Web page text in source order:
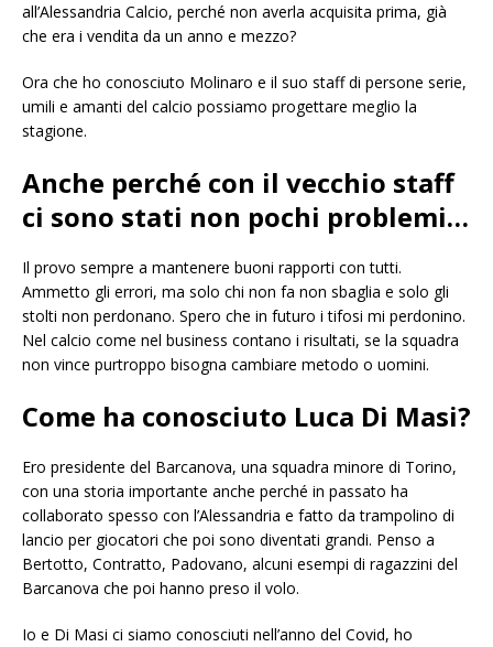
all’Alessandria Calcio, perché non averla acquisita prima, già
che era i vendita da un anno e mezzo?
Ora che ho conosciuto Molinaro e il suo staff di persone serie,
umili e amanti del calcio possiamo progettare meglio la
stagione.
Anche perché con il vecchio staff
ci sono stati non pochi problemi…
Il provo sempre a mantenere buoni rapporti con tutti.
Ammetto gli errori, ma solo chi non fa non sbaglia e solo gli
stolti non perdonano. Spero che in futuro i tifosi mi perdonino.
Nel calcio come nel business contano i risultati, se la squadra
non vince purtroppo bisogna cambiare metodo o uomini.
Come ha conosciuto Luca Di Masi?
Ero presidente del Barcanova, una squadra minore di Torino,
con una storia importante anche perché in passato ha
collaborato spesso con l’Alessandria e fatto da trampolino di
lancio per giocatori che poi sono diventati grandi. Penso a
Bertotto, Contratto, Padovano, alcuni esempi di ragazzini del
Barcanova che poi hanno preso il volo.
Io e Di Masi ci siamo conosciuti nell’anno del Covid, ho